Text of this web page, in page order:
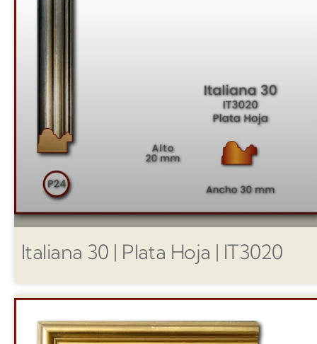
Italiana 30 | Plata Hoja | IT3020